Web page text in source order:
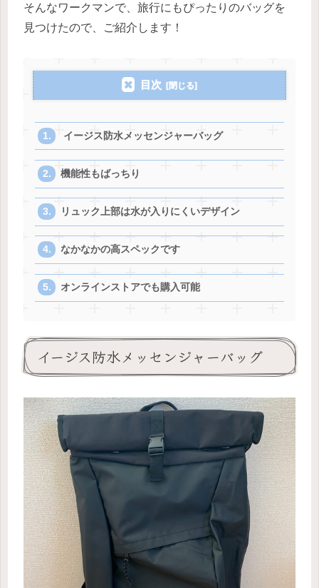
そんなワークマンで、旅行にもぴったりのバッグを
見つけたので、ご紹介します！
目次
イージス防水メッセンジャーバッグ
機能性もばっちり
リュック上部は水が入りにくいデザイン
なかなかの高スペックです
オンラインストアでも購入可能
イージス防水メッセンジャーバッグ